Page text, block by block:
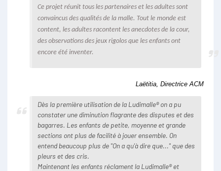
Ce projet réunit tous les partenaires et les adultes sont
convaincus des qualités de la malle. Tout le monde est
content, les adultes racontent les anecdotes de la cour,
des observations des jeux rigolos que les enfants ont
encore été inventer.
Laëtitia, Directrice ACM
Dès la première utilisation de la Ludimalle® on a pu
constater une diminution flagrante des disputes et des
bagarres. Les enfants de petite, moyenne et grande
sections ont plus de facilité à jouer ensemble. On
entend beaucoup plus de "On a qu'à dire que..." que des
pleurs et des cris.
Maintenant les enfants réclament la Ludimalle® et